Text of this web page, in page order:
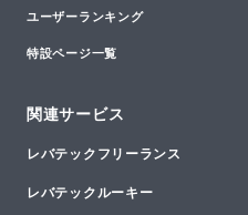
ユーザーランキング
特設ページ一覧
関連サービス
レバテックフリーランス
レバテックルーキー